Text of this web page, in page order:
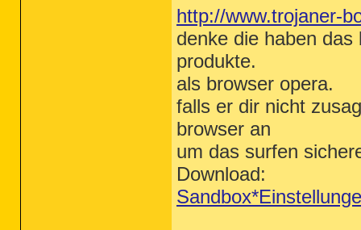
http://www.trojaner-
denke die haben
produkte.
als browser opera.
falls er dir nicht
browser an
um das surfen
Download: